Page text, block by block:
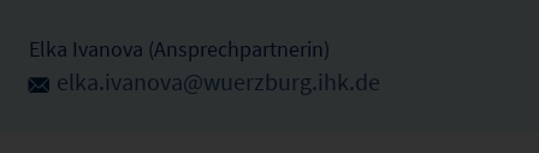
Elka Ivanova (Ansprechpartnerin)
elka.ivanova@wuerzburg.ihk.de